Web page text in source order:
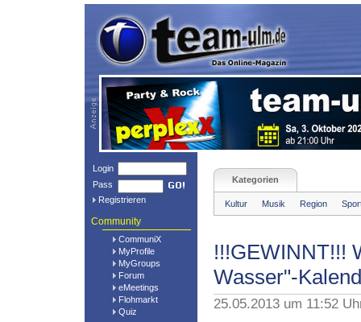
Login
Pass
Registrieren
Community
CommuniX
MyProfile
MyGroups
Forum
eMeetings
Flohmarkt
Quiz
Kategorien
Kultur Musik Region
!!!GEWINNT!!!
Wasser"-
25.05.2013 um 11:52